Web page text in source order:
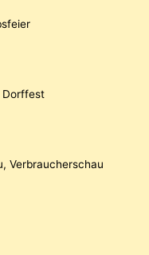
Dorffest
Verbraucherschau